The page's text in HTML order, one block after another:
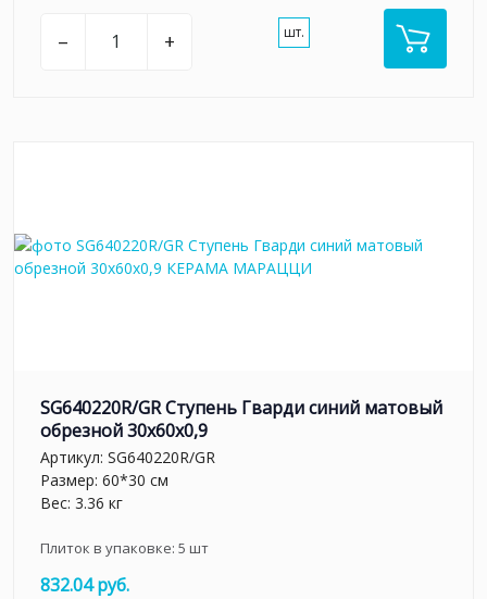
– + шт.
SG640220R/GR Ступень Гварди синий матовый
обрезной 30x60x0,9
Артикул: SG640220R/GR
Размер: 60*30 см
Вес: 3.36 кг
Плиток в упаковке: 5 шт
832.04 руб.